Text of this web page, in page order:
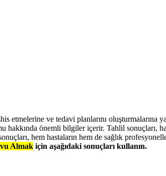
etmelerine ve tedavi planlarını
önemli bilgiler içerir. Tahlil sonuçları,
hem hastaların hem de sağlık
Almak için aşağıdaki sonuçları kullanın.